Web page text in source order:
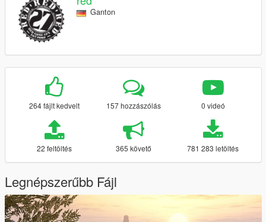
Ganton
264 fájlt kedvelt 157 hozzászólás 0 videó
22 feltöltés 365 követő 781 283 letöltés
Legnépszerűbb Fájl